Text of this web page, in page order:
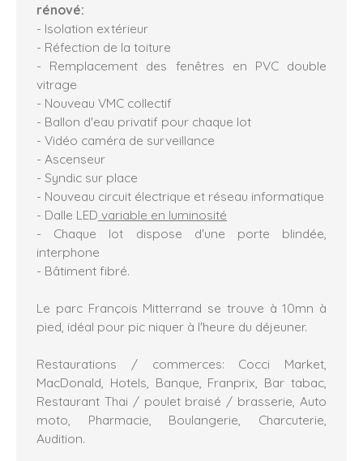
rénové:
- Isolation extérieur
- Réfection de la toiture
- Remplacement des fenêtres en PVC double
vitrage
- Nouveau VMC collectif
- Ballon d'eau privatif pour chaque lot
- Vidéo caméra de surveillance
- Ascenseur
- Syndic sur place
- Nouveau circuit électrique et réseau informatique
- Dalle LED variable en luminosité
- Chaque lot dispose d'une porte blindée,
interphone
- Bâtiment fibré.
Le parc François Mitterrand se trouve à 10mn à
pied, idéal pour pic niquer à l'heure du déjeuner.
Restaurations / commerces: Cocci Market,
MacDonald, Hotels, Banque, Franprix, Bar tabac,
Restaurant Thai / poulet braisé / brasserie, Auto
moto, Pharmacie, Boulangerie, Charcuterie,
Audition.